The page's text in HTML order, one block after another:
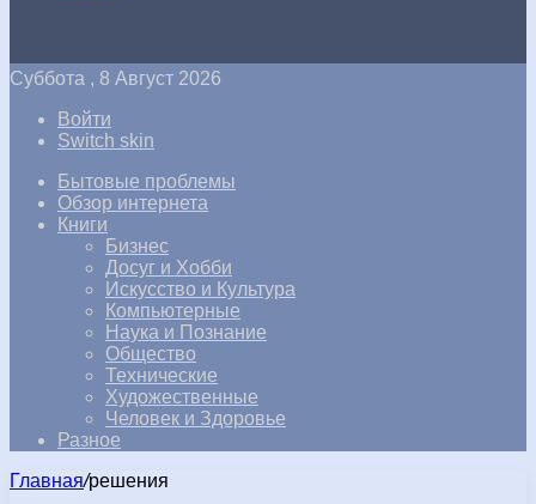
Суббота , 8 Август 2026
Войти
Switch skin
Бытовые проблемы
Обзор интернета
Книги
Бизнес
Досуг и Хобби
Искусство и Культура
Компьютерные
Наука и Познание
Общество
Технические
Художественные
Человек и Здоровье
Разное
Главная/решения